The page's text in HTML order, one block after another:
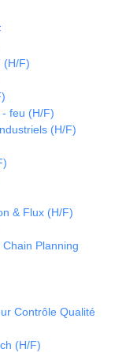
(H/F)
feu (H/F)
(H/F)
& Flux (H/F)
Planning
Contrôle Qualité
(H/F)